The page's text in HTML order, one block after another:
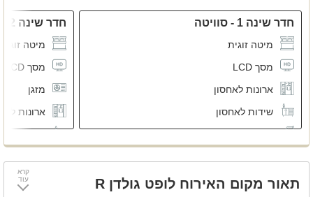
חדר שינה 1 - סוויטה
מיטה זוגית
מסך LCD
ארונות לאחסון
שידות לאחסון
חדר שינה 2
מיטה
מסך LCD
מזגן
ארונות
תאור מקום האירוח לופט גולדן R
קרא
עוד